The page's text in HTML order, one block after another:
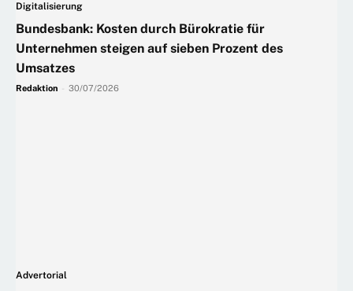
Digitalisierung
Bundesbank: Kosten durch Bürokratie für
Unternehmen steigen auf sieben Prozent des
Umsatzes
Redaktion 30/07/2026
Advertorial